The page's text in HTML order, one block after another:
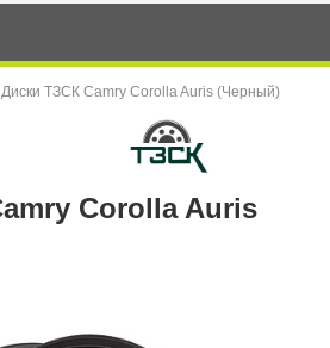
Диски ТЗСК Camry Corolla Auris (Черный)